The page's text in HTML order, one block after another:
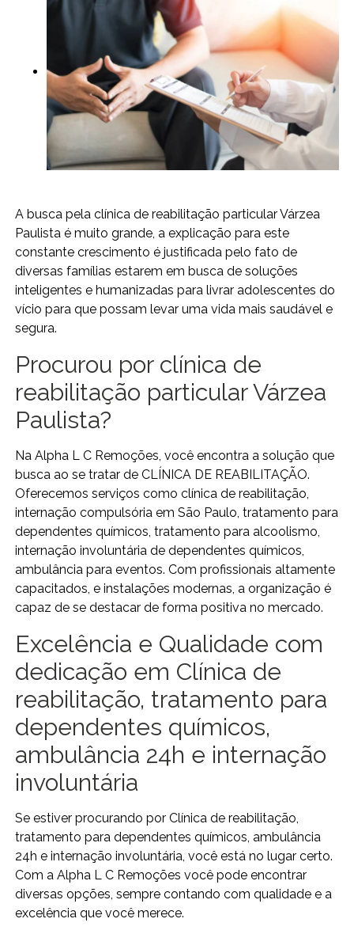
A busca pela clínica de reabilitação particular Várzea
Paulista é muito grande, a explicação para este
constante crescimento é justificada pelo fato de
diversas famílias estarem em busca de soluções
inteligentes e humanizadas para livrar adolescentes do
vício para que possam levar uma vida mais saudável e
segura.
Procurou por clínica de
reabilitação particular Várzea
Paulista?
Na Alpha L C Remoções, você encontra a solução que
busca ao se tratar de CLÍNICA DE REABILITAÇÃO.
Oferecemos serviços como clínica de reabilitação,
internação compulsória em São Paulo, tratamento para
dependentes químicos, tratamento para alcoolismo,
internação involuntária de dependentes químicos,
ambulância para eventos. Com profissionais altamente
capacitados, e instalações modernas, a organização é
capaz de se destacar de forma positiva no mercado.
Excelência e Qualidade com
dedicação em Clínica de
reabilitação, tratamento para
dependentes químicos,
ambulância 24h e internação
involuntária
Se estiver procurando por Clínica de reabilitação,
tratamento para dependentes químicos, ambulância
24h e internação involuntária, você está no lugar certo.
Com a Alpha L C Remoções você pode encontrar
diversas opções, sempre contando com qualidade e a
excelência que você merece.